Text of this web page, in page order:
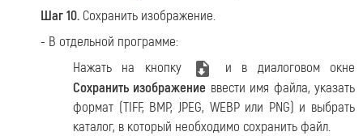
Шаг 10. Сохранить изображение.
- В отдельной программе:
Нажать на кнопку
и в диалоговом окне
Сохранить изображение ввести имя файла, указать
формат (TIFF, BMP, JPEG, WEBP или PNG) и выбрать
каталог, в который необходимо сохранить файл.